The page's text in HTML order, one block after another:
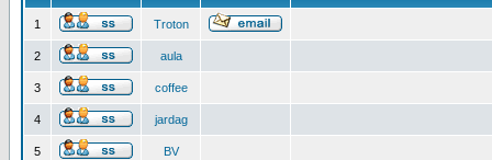
1 Troton
2 aula
3 coffee
4 jardag
5 BV